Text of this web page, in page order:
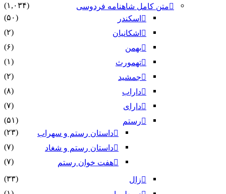
متن کامل شاهنامه فردوسی
(۱,۰۳۴)
اسکندر
(۵۰)
اشکانیان
(۲)
بهمن
(۶)
تهمورث
(۱)
جمشید
(۲)
داراب
(۸)
دارای
(۷)
رستم
(۵۱)
داستان رستم و سهراب
(۲۳)
داستان رستم و شغاد
(۷)
هفت خوان رستم‏
(۷)
زال
(۳۳)